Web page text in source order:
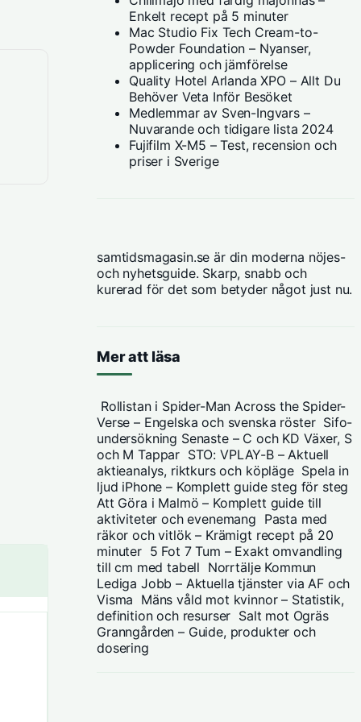
Enkelt recept på 5 minuter
Mac Studio Fix Tech Cream-to-
Powder Foundation – Nyanser,
applicering och jämförelse
Quality Hotel Arlanda XPO – Allt Du
Behöver Veta Inför Besöket
Medlemmar av Sven-Ingvars –
Nuvarande och tidigare lista 2024
Fujifilm X-M5 – Test, recension och
priser i Sverige
samtidsmagasin.se är din moderna nöjes-
och nyhetsguide. Skarp, snabb och
kurerad för det som betyder något just nu.
Mer att läsa
Rollistan i Spider-Man Across the Spider-
Verse – Engelska och svenska röster Sifo-
undersökning Senaste – C och KD Växer, S
och M Tappar STO: VPLAY-B – Aktuell
aktieanalys, riktkurs och köpläge Spela in
ljud iPhone – Komplett guide steg för steg
Att Göra i Malmö – Komplett guide till
aktiviteter och evenemang Pasta med
räkor och vitlök – Krämigt recept på 20
minuter 5 Fot 7 Tum – Exakt omvandling
till cm med tabell Norrtälje Kommun
Lediga Jobb – Aktuella tjänster via AF och
Visma Mäns våld mot kvinnor – Statistik,
definition och resurser Salt mot Ogräs
Granngården – Guide, produkter och
dosering